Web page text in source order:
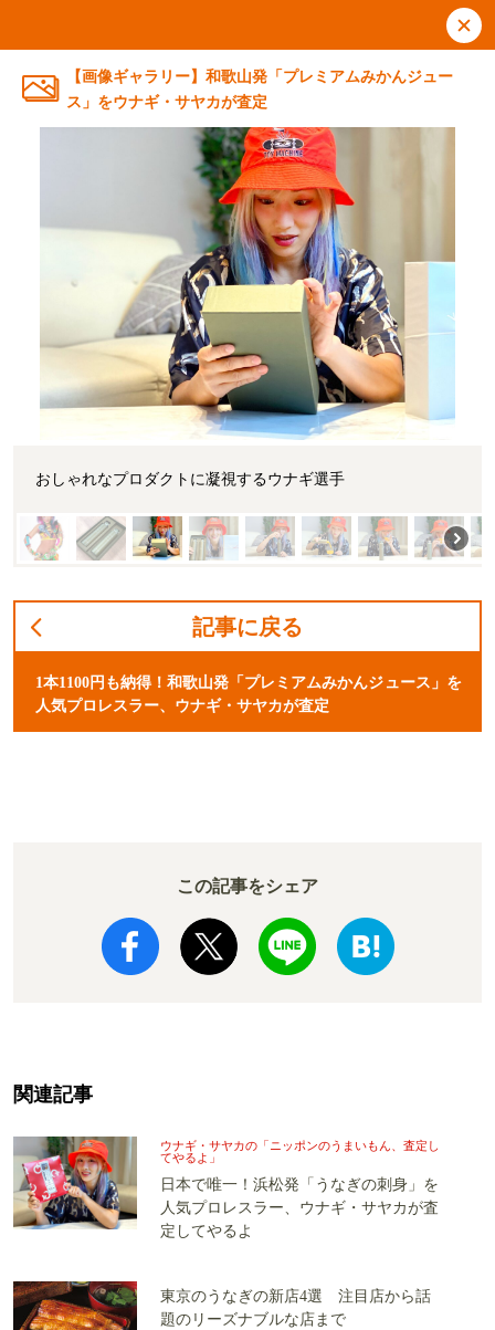
【画像ギャラリー】和歌山発「プレミアムみかんジュー
ス」をウナギ・サヤカが査定
おしゃれなプロダクトに凝視するウナギ選手
記事に戻る
1本1100円も納得！和歌山発「プレミアムみかんジュース」を
人気プロレスラー、ウナギ・サヤカが査定
この記事をシェア
関連記事
ウナギ・サヤカの「ニッポンのうまいもん、査定し
てやるよ」
日本で唯一！浜松発「うなぎの刺身」を
人気プロレスラー、ウナギ・サヤカが査
定してやるよ
東京のうなぎの新店4選 注目店から話
題のリーズナブルな店まで